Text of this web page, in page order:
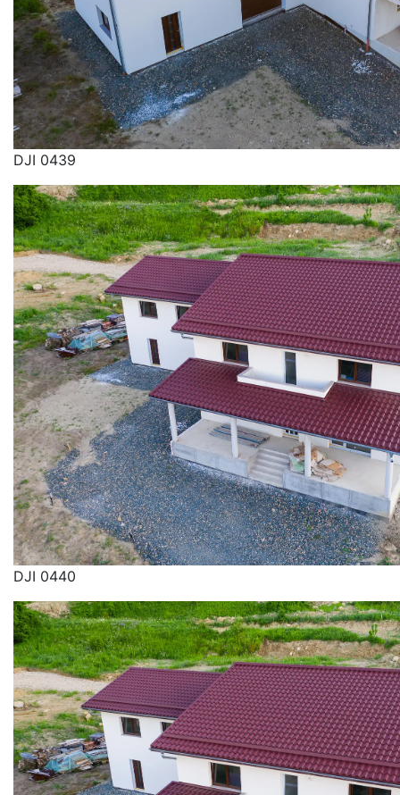
DJI 0439
DJI 0440